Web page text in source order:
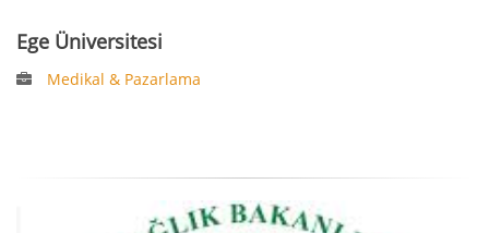
Ege Üniversitesi
Medikal & Pazarlama